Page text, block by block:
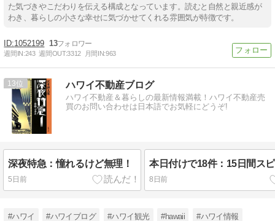
た気づきやこだわりを伝える構成となっています。読むと自然と親近感が
わき、暮らしの小さな幸せに気づかせてくれる雰囲気が特徴です。
1052199 13
週間IN:243 週間OUT:3312 月間IN:963
13 ハワイ不動産ブログ
ハワイ不動産＆暮らしの最新情報満載！ハワイ不動産売
買のお問い合わせは日本語でお気軽にどうぞ!
深夜特急：憧れるけど無理！
5日前
本日付けで18件：15日間ス
8日前
#ハワイ #ハワイブログ #ハワイ観光 #hawaii #ハワイ情報